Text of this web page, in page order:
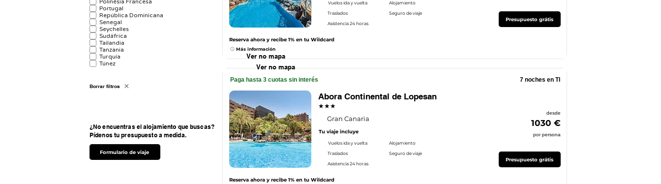
Polinésia Francesa
Portugal
República Dominicana
Senegal
Seychelles
Sudáfrica
Tailandia
Tanzania
Turquía
Túnez
Borrar filtros
¿No encuentras el alojamiento que buscas?
Pídenos tu presupuesto a medida.
Formulario de viaje
Vuelos ida y vuelta
Alojamiento
Traslados
Seguro de viaje
Asistencia 24 horas
Presupuesto grátis
Reserva ahora y recibe 1% en tu Wildcard
Más información
Paga hasta 3 cuotas sin interés 7 noches en TI
Gran Canaria
Abora Continental de Lopesan
★★★
desde
1030 €
por persona
Tu viaje incluye
Vuelos ida y vuelta
Alojamiento
Traslados
Seguro de viaje
Asistencia 24 horas
Presupuesto grátis
Reserva ahora y recibe 1% en tu Wildcard
Ver no mapa
Ver no mapa